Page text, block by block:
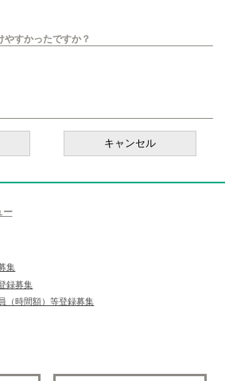
やすかったですか？
ー
集
録募集
（時間額）等登録募集